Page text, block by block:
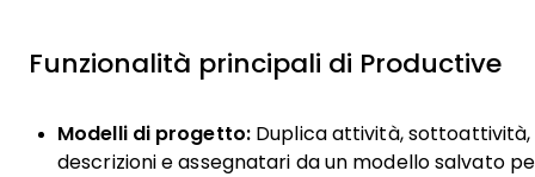
Funzionalità principali di Productive
Modelli di progetto: Duplica attività, sottoattività,
descrizioni e assegnatari da un modello salvato